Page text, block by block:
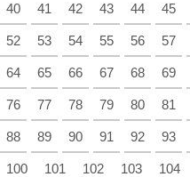
40 41 42 43 44 45
52 53 54 55 56 57
64 65 66 67 68 69
76 77 78 79 80 81
88 89 90 91 92 93
100 101 102 103 104